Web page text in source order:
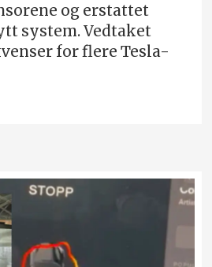
og erstattet
system. Vedtaket
for flere Tesla-